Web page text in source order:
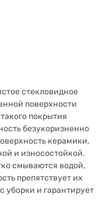
стекловидное
поверхности
покрытия
безукоризненно
керамики,
и износостойкой.
смываются водой,
препятствует их
уборки и гарантирует